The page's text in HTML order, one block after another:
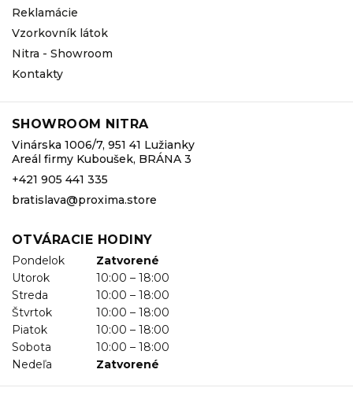
Reklamácie
Vzorkovník látok
Nitra - Showroom
Kontakty
SHOWROOM NITRA
Vinárska 1006/7, 951 41 Lužianky
Areál firmy Kuboušek, BRÁNA 3
+421 905 441 335
bratislava@proxima.store
OTVÁRACIE HODINY
Pondelok
Zatvorené
Utorok
10:00 – 18:00
Streda
10:00 – 18:00
Štvrtok
10:00 – 18:00
Piatok
10:00 – 18:00
Sobota
10:00 – 18:00
Nedeľa
Zatvorené